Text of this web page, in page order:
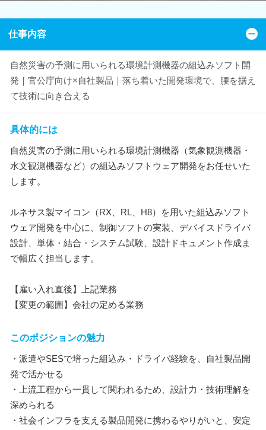
仕事内容
自然災害の予測に用いられる環境計測機器の組込みソフト開
発｜官公庁向け×自社製品｜落ち着いた開発環境で、腰を据え
て技術に向き合える
具体的には
自然災害の予測に用いられる環境計測機器（気象観測機器・
水文観測機器など）の組込みソフトウェア開発をお任せいた
します。
ルネサス製マイコン（RX、RL、H8）を用いた組込みソフト
ウェア開発を中心に、制御ソフトの実装、デバイスドライバ
設計、単体・結合・システム試験、設計ドキュメント作成ま
で幅広く担当します。
【雇い入れ直後】上記業務
【変更の範囲】会社の定める業務
このポジションの魅力
・派遣やSESで培った組込み・ドライバ経験を、自社製品開
発で活かせる
・上流工程から一貫して関われるため、設計力・技術理解を
深められる
・社会インフラを支える製品開発に携わるやりがいと、安定